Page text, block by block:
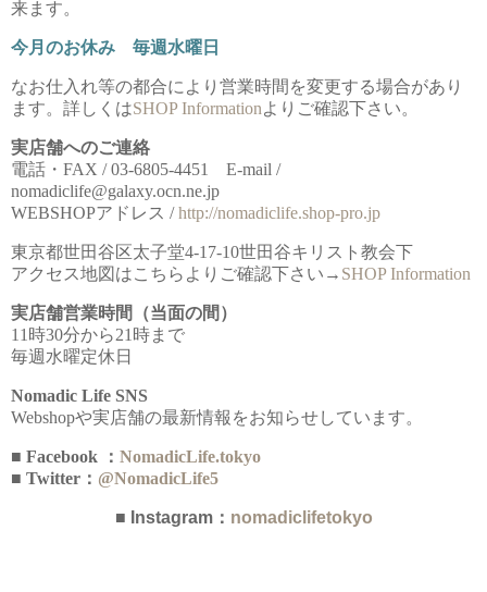
来ます。
今月のお休み 毎週水曜日
なお仕入れ等の都合により営業時間を変更する場合があり
ます。詳しくはSHOP Informationよりご確認下さい。
実店舗へのご連絡
電話・FAX / 03-6805-4451 E-mail /
nomadiclife@galaxy.ocn.ne.jp
WEBSHOPアドレス /http://nomadiclife.shop-pro.jp
東京都世田谷区太子堂4-17-10世田谷キリスト教会下
アクセス地図はこちらよりご確認下さい→ SHOP Information
実店舗営業時間（当面の間）
11時30分から21時まで
毎週水曜定休日
Nomadic Life SNS
Webshopや実店舗の最新情報をお知らせしています。
■ Facebook ： NomadicLife.tokyo
■ Twitter： @NomadicLife5
■ Instagram： nomadiclifetokyo